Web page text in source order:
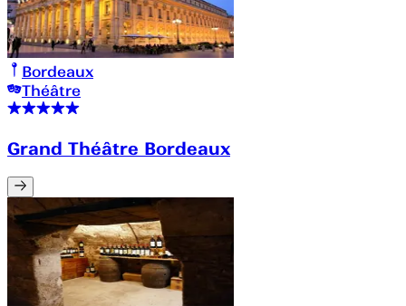
Bordeaux
Théâtre
Grand Théâtre Bordeaux